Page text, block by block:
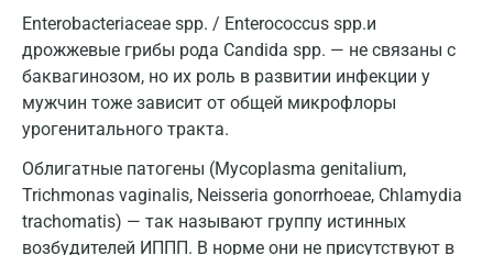
Enterobacteriaceae spp. / Enterococcus spp.и
дрожжевые грибы рода Candida spp. — не связаны с
баквагинозом, но их роль в развитии инфекции у
мужчин тоже зависит от общей микрофлоры
урогенитального тракта.
Облигатные патогены (Mycoplasma genitalium,
Trichmonas vaginalis, Neisseria gonorrhoeae, Chlamydia
trachomatis) — так называют группу истинных
возбудителей ИППП. В норме они не присутствуют в
Голубое
Дзержинск
Дзержинский
Дмитров
Долгопрудный